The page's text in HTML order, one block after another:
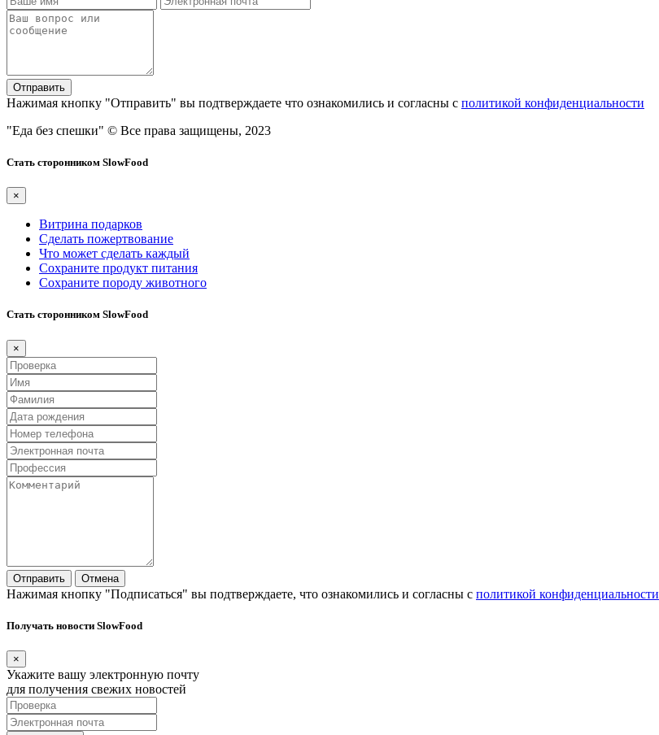
Отправить
Нажимая кнопку "Отправить" вы подтверждаете что ознакомились и согласны с политикой конфиденциальности
"Еда без спешки" © Все права защищены, 2023
Стать сторонником SlowFood
×
Витрина подарков
Сделать пожертвование
Что может сделать каждый
Сохраните продукт питания
Сохраните породу животного
Стать сторонником SlowFood
×
Отправить Отмена
Нажимая кнопку "Подписаться" вы подтверждаете, что ознакомились и согласны с политикой конфиденциальности
Получать новости SlowFood
×
Укажите вашу электронную почту
для получения свежих новостей